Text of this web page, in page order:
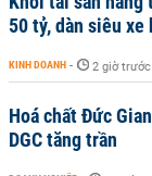
50 tỷ, dàn siêu
KINH DOANH - 2 giờ trước
Hoá chất Đức
DGC tăng trần